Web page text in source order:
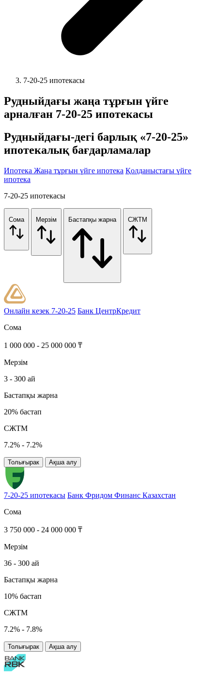
7-20-25 ипотекасы
Рудныйдағы жаңа тұрғын үйге
арналған 7-20-25 ипотекасы
Рудныйдағы-дегі барлық «7-20-25»
ипотекалық бағдарламалар
Ипотека Жаңа тұрғын үйге ипотека Қолданыстағы үйге
ипотека
7-20-25 ипотекасы
Сома Мерзім Бастапқы жарна СЖТМ
Онлайн кезек 7-20-25 Банк ЦентрКредит
Сома
1 000 000 - 25 000 000 ₸
Мерзім
3 - 300 ай
Бастапқы жарна
20% бастап
СЖТМ
7.2% - 7.2%
Толығырак Ақша алу
7-20-25 ипотекасы Банк Фридом Финанс Казахстан
Сома
3 750 000 - 24 000 000 ₸
Мерзім
36 - 300 ай
Бастапқы жарна
10% бастап
СЖТМ
7.2% - 7.8%
Толығырак Ақша алу